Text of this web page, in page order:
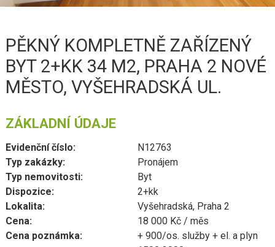
PĚKNÝ KOMPLETNĚ ZAŘÍZENÝ
BYT 2+KK 34 M2, PRAHA 2 NOVÉ
MĚSTO, VYŠEHRADSKÁ UL.
ZÁKLADNÍ ÚDAJE
Evidenční číslo:
N12763
Typ zakázky:
Pronájem
Typ nemovitosti:
Byt
Dispozice:
2+kk
Lokalita:
Vyšehradská, Praha 2
Cena:
18 000 Kč / měs
Cena poznámka:
+ 900/os. služby + el. a plyn